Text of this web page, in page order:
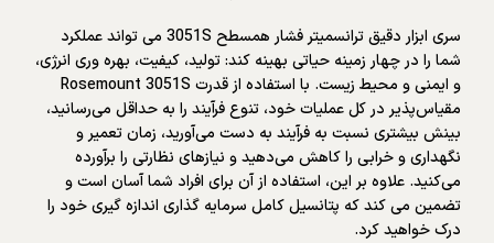
سری ابزار دقیق ترانسمیتر فشار همسطح 3051S می تواند عملکرد
شما را در چهار زمینه حیاتی بهینه کند: تولید، کیفیت، بهره وری انرژی،
و ایمنی و محیط زیست. با استفاده از قدرت Rosemount 3051S
مقیاس‌پذیر در کل عملیات خود، تنوع فرآیند را به حداقل می‌رسانید،
بینش بیشتری نسبت به فرآیند به دست می‌آورید، زمان تعمیر و
نگهداری و خرابی را کاهش می‌دهید و نیازهای نظارتی را برآورده
می‌کنید. علاوه بر این، استفاده از آن برای افراد شما آسان است و
تضمین می کند که پتانسیل کامل سرمایه گذاری اندازه گیری خود را
درک خواهید کرد.